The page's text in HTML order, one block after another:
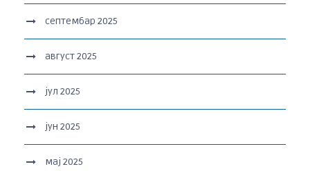
септембар 2025
август 2025
јул 2025
јун 2025
мај 2025